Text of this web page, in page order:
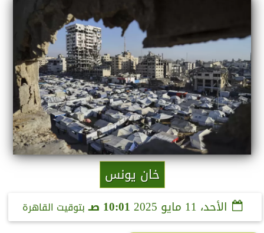
خان يونس
الأحد، 11 مايو 2025 10:01 صـ بتوقيت القاهرة